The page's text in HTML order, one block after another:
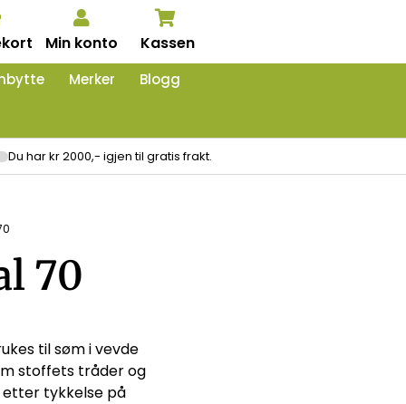
Min konto Kassen
Merker Blogg
Du har kr 2000,- igjen til gratis frakt.
70
til søm i vevde
stoffets tråder og
tykkelse på